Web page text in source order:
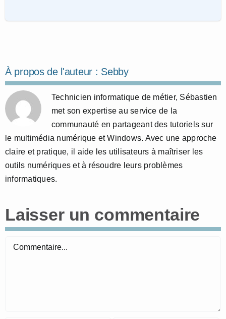
À propos de l'auteur : Sebby
Technicien informatique de métier, Sébastien
met son expertise au service de la
communauté en partageant des tutoriels sur
le multimédia numérique et Windows. Avec une approche
claire et pratique, il aide les utilisateurs à maîtriser les
outils numériques et à résoudre leurs problèmes
informatiques.
Laisser un commentaire
Commentaire